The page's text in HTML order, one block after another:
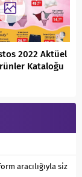
2022 Aktüel
Kataloğu
aracılığıyla siz